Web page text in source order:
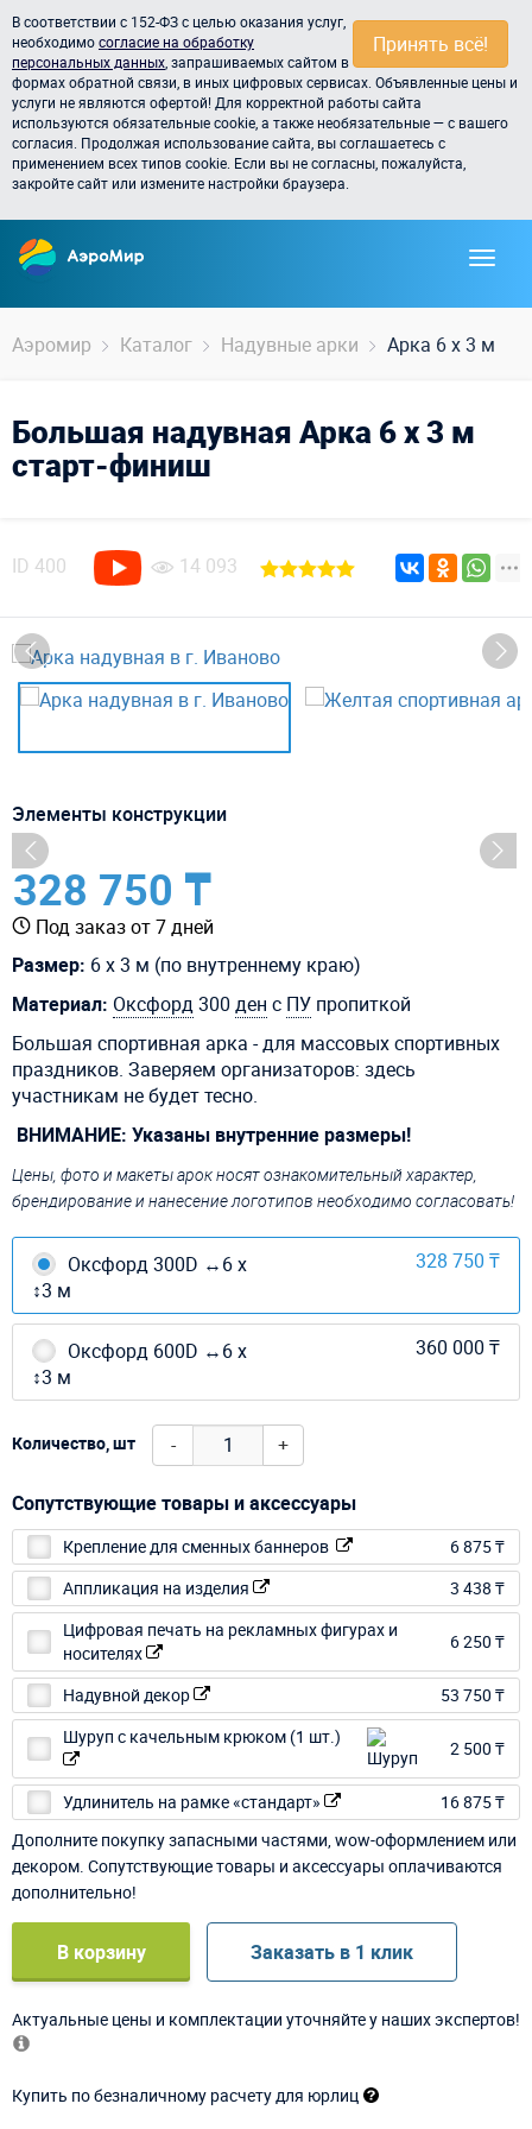
Принять всё!
В соответствии с 152-ФЗ с целью оказания услуг,
необходимосогласие на обработку
персональных данных , запрашиваемых сайтом в
формах обратной связи, в иных цифровых сервисах. Объявленные цены и
услуги не являются офертой! Для корректной работы сайта
используются обязательные cookie, а также необязательные — с вашего
согласия. Продолжая использование сайта, вы соглашаетесь с
применением всех типов cookie. Если вы не согласны, пожалуйста,
закройте сайт или измените настройки браузера.
Аэромир Каталог Надувные арки Арка 6 х 3 м
Большая надувная Арка 6 х 3 м
старт-финиш
ID 400 14 093
Элементы конструкции
328 750 ₸
Под заказ от 7 дней
Размер: 6 х 3 м (по внутреннему краю)
Материал: Оксфорд300 ден с ПУ пропиткой
Большая спортивная арка - для массовых спортивных
праздников. Заверяем организаторов: здесь
участникам не будет тесно.
ВНИМАНИЕ: Указаны внутренние размеры!
Цены, фото и макеты арок носят ознакомительный характер,
брендирование и нанесение логотипов необходимо согласовать!
Оксфорд 300D ↔6 х
↕3 м
328 750 ₸
Оксфорд 600D ↔6 х
↕3 м
360 000 ₸
Количество, шт - +
Сопутствующие товары и аксессуары
Крепление для сменных баннеров
6 875 ₸
Аппликация на изделия
3 438 ₸
Цифровая печать на рекламных фигурах и
носителях
6 250 ₸
Надувной декор
53 750 ₸
Шуруп с качельным крюком (1 шт.)
2 500 ₸
Удлинитель на рамке «стандарт»
16 875 ₸
Дополните покупку запасными частями, wow-оформлением или
декором. Сопутствующие товары и аксессуары оплачиваются
дополнительно!
В корзину Заказать в 1 клик
Актуальные цены и комплектации уточняйте у наших экспертов!
Купить по безналичному расчету для юрлиц